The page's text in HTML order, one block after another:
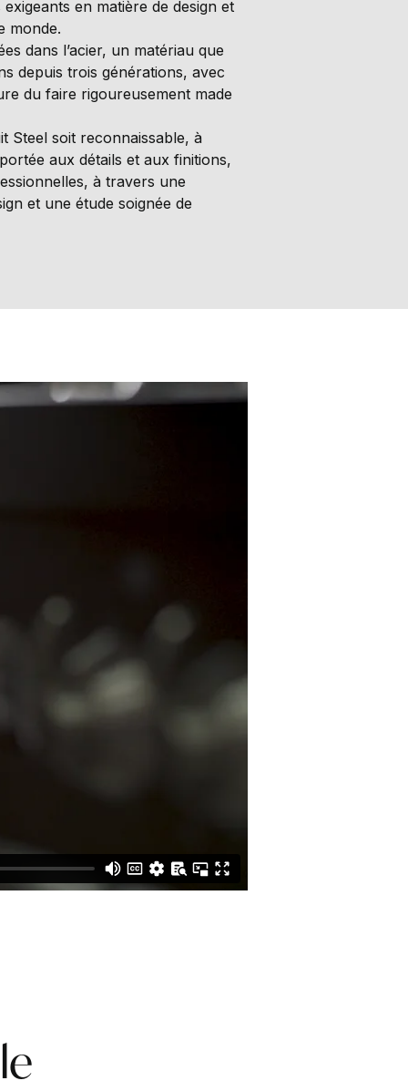
en matière de design et
monde.
dans l’acier, un matériau que
depuis trois générations, avec
du faire rigoureusement made
Steel soit reconnaissable, à
aux détails et aux finitions,
à travers une
et une étude soignée de